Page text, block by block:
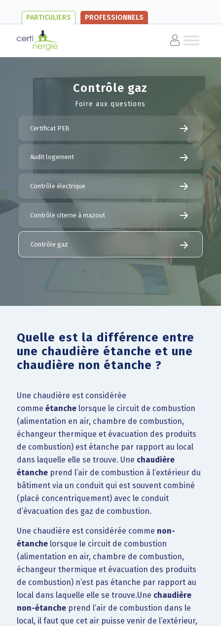
PARTICULIERS PROFESSIONNELS
Contrôle gaz
Foire aux questions
Certificat PEB
Audit logement
Contrôle électrique
Contrôle citerne à mazout
Contrôle gaz
Quelle est la différence entre
une chaudière étanche et une
chaudière non étanche ?
Une chaudière est considérée
comme étanche lorsque le circuit de combustion
(alimentation en air, chambre de combustion,
échangeur thermique et évacuation des produits
de combustion) est étanche par rapport au local
dans laquelle elle se trouve. Une chaudière
étancheprend l’air de combustion à l’extérieur du
bâtiment via un conduit qui est souvent combiné
(placé concentriquement) avec le conduit
d’évacuation des gaz de combustion.
Une chaudière est considérée comme non-
étanchelorsque le circuit de combustion
(alimentation en air, chambre de combustion,
échangeur thermique et évacuation des produits
de combustion) n’est pas étanche par rapport au
local dans laquelle elle se trouve.Une chaudière
non-étancheprend l’air de combustion dans le
local, il faut que cet air puisse venir de l’extérieur,